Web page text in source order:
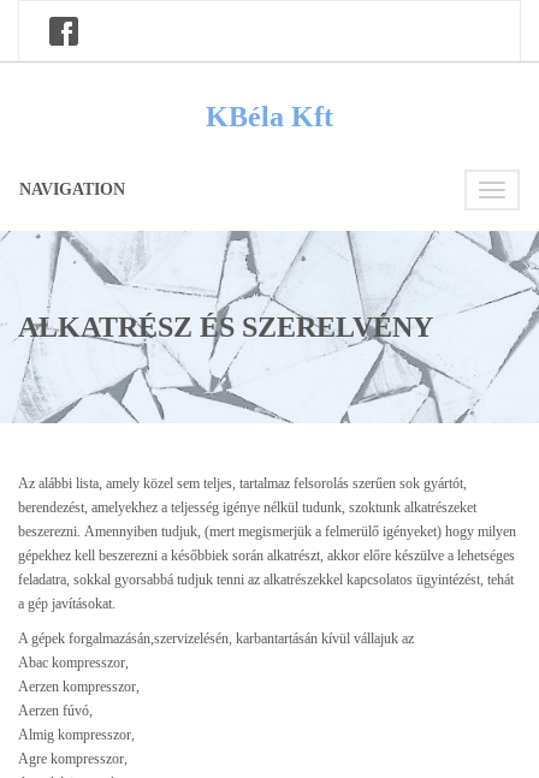
KBéla Kft
Toggle
NAVIGATION
ALKATRÉSZ ÉS SZERELVÉNY
Az alábbi lista, amely közel sem teljes, tartalmaz felsorolás szerűen sok gyártót,
berendezést, amelyekhez a teljesség igénye nélkül tudunk, szoktunk alkatrészeket
beszerezni. Amennyiben tudjuk, (mert megismerjük a felmerülő igényeket) hogy milyen
gépekhez kell beszerezni a későbbiek során alkatrészt, akkor előre készülve a lehetséges
feladatra, sokkal gyorsabbá tudjuk tenni az alkatrészekkel kapcsolatos ügyintézést, tehát
a gép javításokat.
A gépek forgalmazásán,szervizelésén, karbantartásán kívül vállajuk az
Abac kompresszor,
Aerzen kompresszor,
Aerzen fúvó,
Almig kompresszor,
Agre kompresszor,